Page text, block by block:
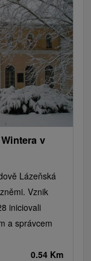
Pamätníky
Skanzeny
na koni
Sakrálne miesta
strediská
v prírode
v
Lázeňská
Vznik
iniciovali
a správcem
0.54 Km